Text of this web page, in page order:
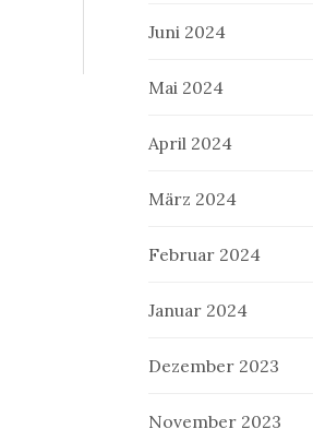
Juni 2024
Mai 2024
April 2024
März 2024
Februar 2024
Januar 2024
Dezember 2023
November 2023